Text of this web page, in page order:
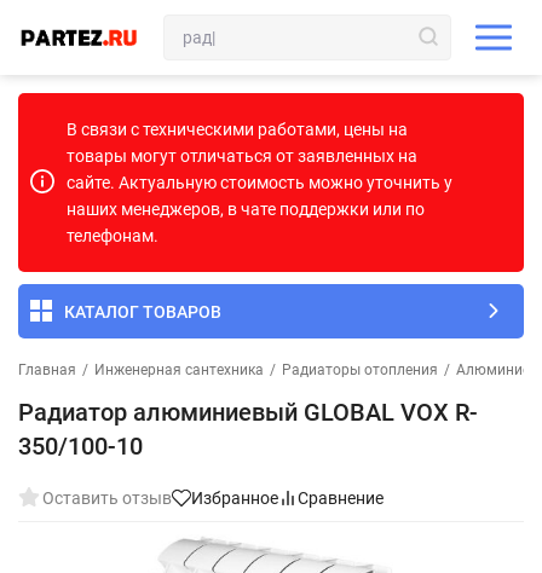
В связи с техническими работами, цены на
товары могут отличаться от заявленных на
сайте. Актуальную стоимость можно уточнить у
наших менеджеров, в чате поддержки или по
телефонам.
КАТАЛОГ ТОВАРОВ
Главная / Инженерная сантехника / Радиаторы отопления /
Радиатор алюминиевый GLOBAL VOX R-
350/100-10
Оставить отзыв Избранное Сравнение